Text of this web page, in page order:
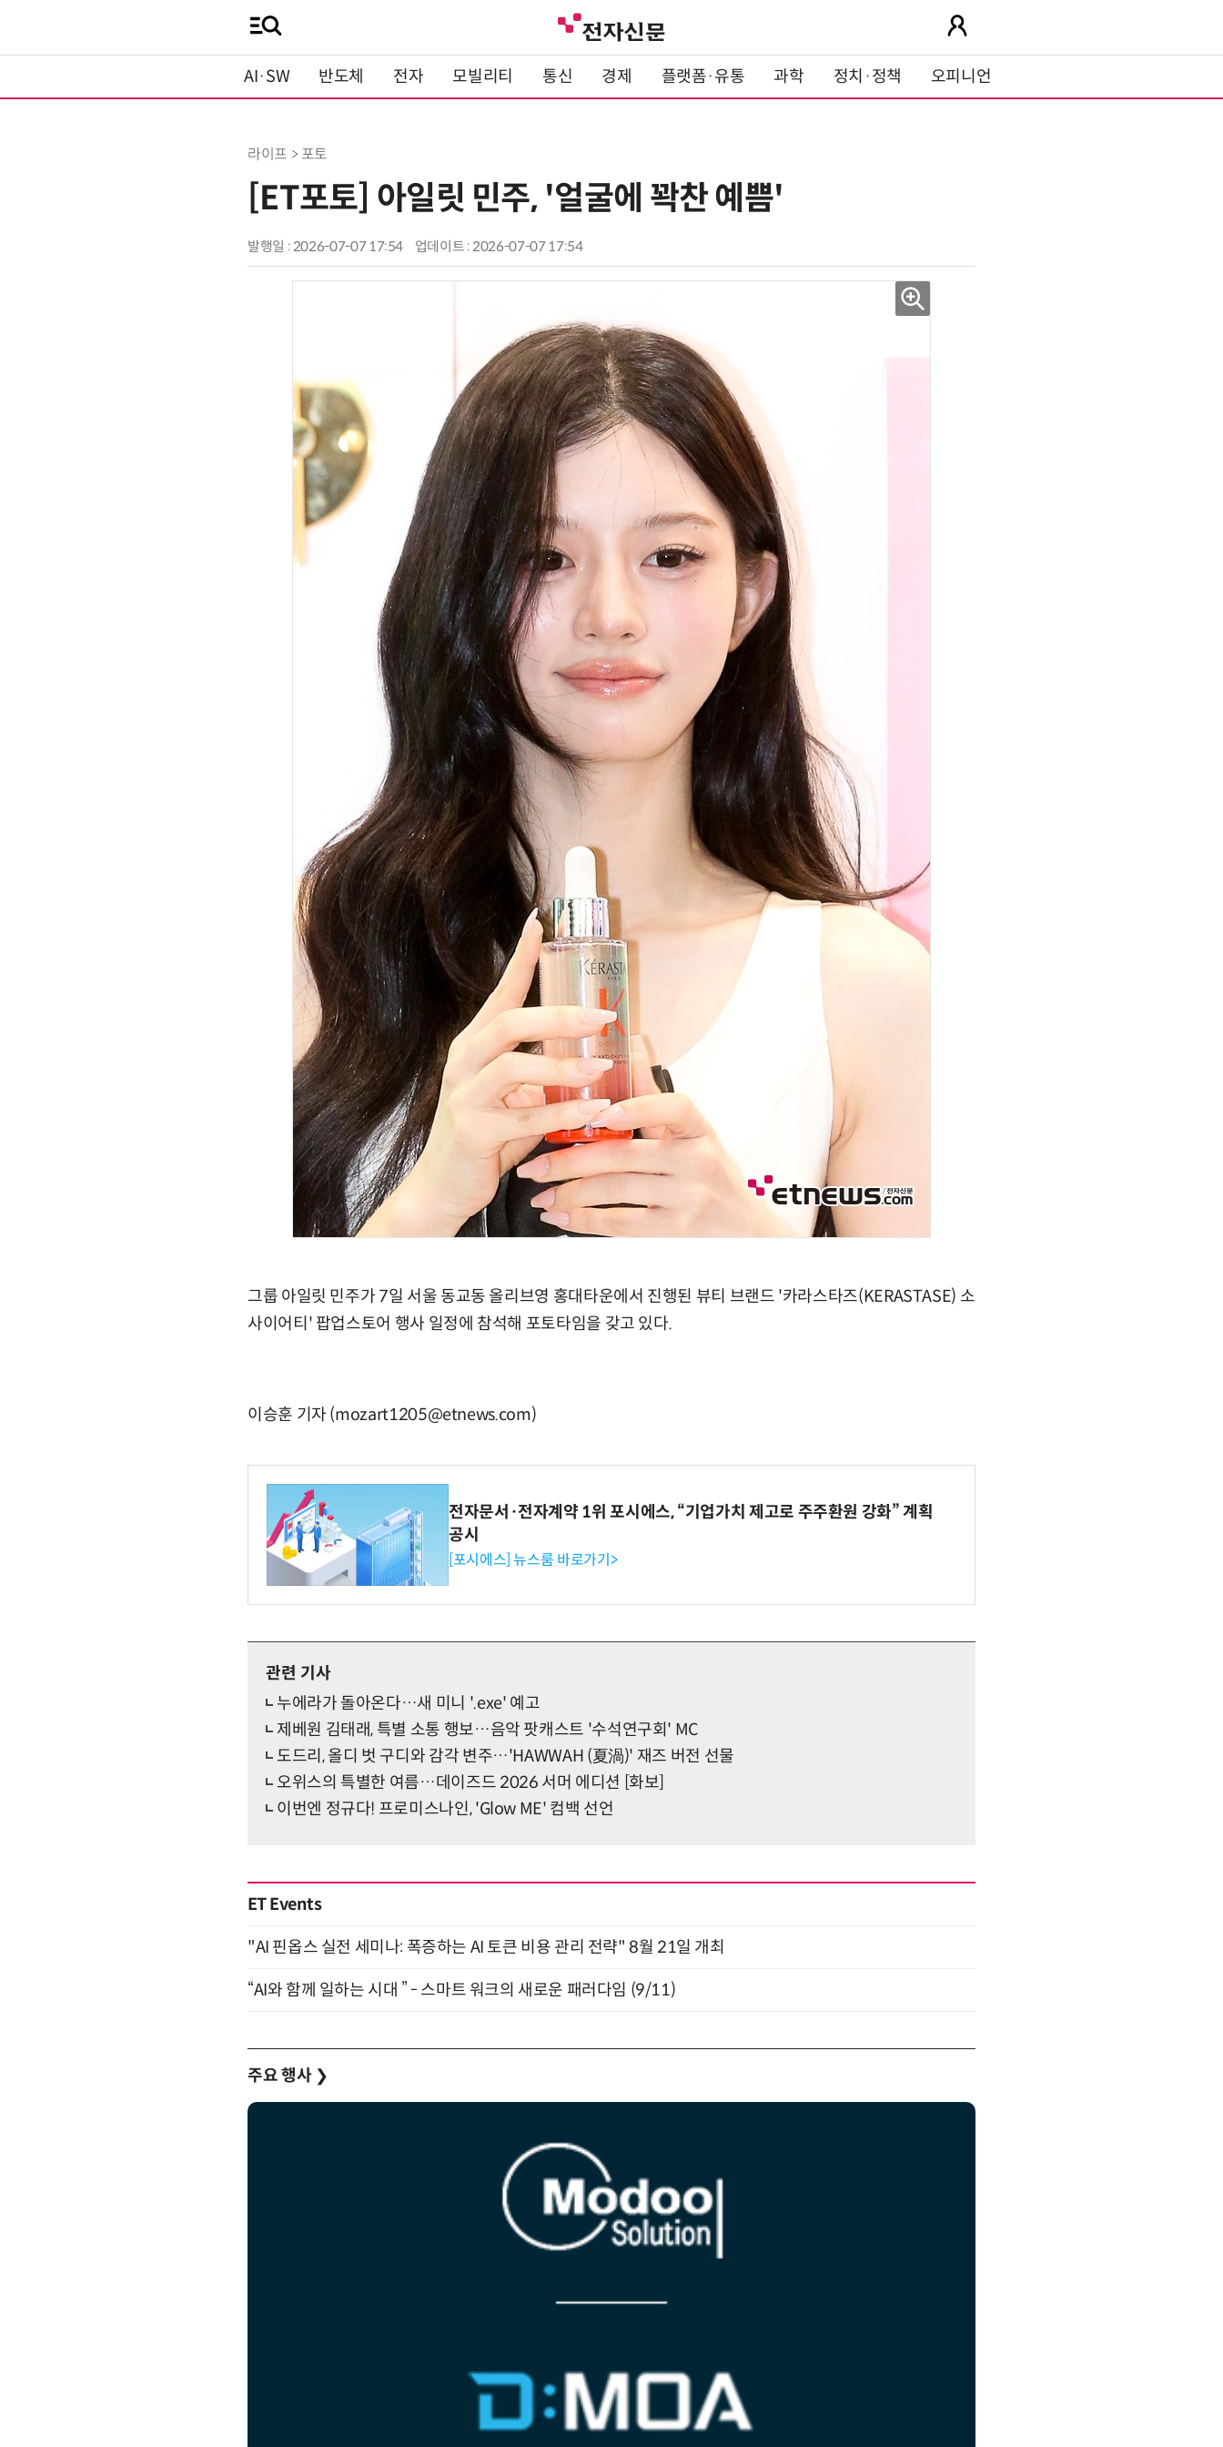
AI·SW 반도체 전자 모빌리티 통신 경제 플랫폼·유통 과학 정치·정책 오피니언
라이프 > 포토
[ET포토] 아일릿 민주, '얼굴에 꽉찬 예쁨'
발행일 : 2026-07-07 17:54 업데이트 : 2026-07-07 17:54
그룹 아일릿 민주가 7일 서울 동교동 올리브영 홍대타운에서 진행된 뷰티 브랜드 '카라스타즈(KERASTASE) 소
사이어티' 팝업스토어 행사 일정에 참석해 포토타임을 갖고 있다.
이승훈 기자 (mozart1205@etnews.com)
전자문서·전자계약 1위 포시에스, “기업가치 제고로 주주환원 강화” 계획
공시
[포시에스] 뉴스룸 바로가기>
관련 기사
누에라가 돌아온다…새 미니 '.exe' 예고
제베원 김태래, 특별 소통 행보…음악 팟캐스트 '수석연구회' MC
도드리, 올디 벗 구디와 감각 변주…'HAWWAH (夏渦)' 재즈 버전 선물
오위스의 특별한 여름…데이즈드 2026 서머 에디션 [화보]
이번엔 정규다! 프로미스나인, 'Glow ME' 컴백 선언
ET Events
"AI 핀옵스 실전 세미나: 폭증하는 AI 토큰 비용 관리 전략" 8월 21일 개최
“AI와 함께 일하는 시대 ” - 스마트 워크의 새로운 패러다임 (9/11)
주요 행사 ❯